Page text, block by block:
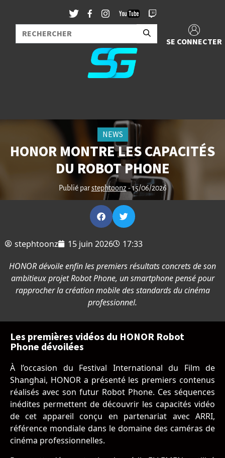
SE CONNECTER
NEWS
HONOR MONTRE LES CAPACITÉS
DU ROBOT PHONE
Publié parstephtoonz - 15/06/2026
stephtoonz 15 juin 2026
17:33
HONOR dévoile enfin les premiers résultats concrets de son
ambitieux projet Robot Phone, un smartphone pensé pour
rapprocher la création mobile des standards du cinéma
professionnel.
Les premières vidéos du HONOR Robot
Phone dévoilées
À l’occasion du Festival International du Film de
Shanghai, HONOR a présenté les premiers contenus
réalisés avec son futur Robot Phone. Ces séquences
inédites permettent de découvrir les capacités vidéo
de cet appareil conçu en partenariat avec ARRI,
référence mondiale dans le domaine des caméras de
cinéma professionnelles.